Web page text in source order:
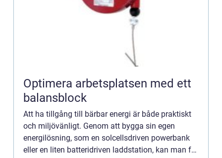
Optimera arbetsplatsen med ett
balansblock
Att ha tillgång till bärbar energi är både praktiskt
och miljövänligt. Genom att bygga sin egen
energilösning, som en solcellsdriven powerbank
eller en liten batteridriven laddstation, kan man få